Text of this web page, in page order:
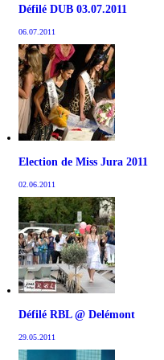
Défilé DUB 03.07.2011
06.07.2011
Election de Miss Jura 2011
02.06.2011
Défilé RBL @ Delémont
29.05.2011